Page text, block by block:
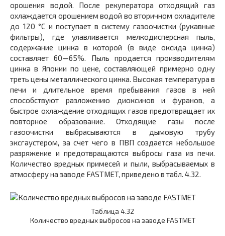
орошения водой. После рекуператора отходящий газ
охлаждается орошением водой во вторичном охладителе
до 120 °С и поступает в систему газоочистки (рукавные
фильтры), где улавливается мелкодисперсная пыль,
содержание цинка в которой (в виде оксида цинка)
составляет 60—65%. Пыль продается производителям
цинка в Японии по цене, составляющей примерно одну
треть цены металлического цинка. Высокая температура в
печи и длительное время пребывания газов в ней
способствуют разложению диоксинов и фуранов, а
быстрое охлаждение отходящих газов предотвращает их
повторное образование. Отходящие газы после
газоочистки выбрасываются в дымовую трубу
эксгаустером, за счет чего в ПВП создается небольшое
разряжение и предотвращаются выбросы газа из печи.
Количество вредных примесей и пыли, выбрасываемых в
атмосферу на заводе FASTMET, приведено в табл. 4.32.
Таблица 4.32
Количество вредных выбросов на заводе FASTMET